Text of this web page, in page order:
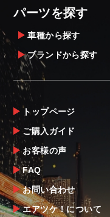
パーツを探す
車種から探す
ブランドから探す
トップページ
ご購入ガイド
お客様の声
FAQ
お問い合わせ
エアツケ！について